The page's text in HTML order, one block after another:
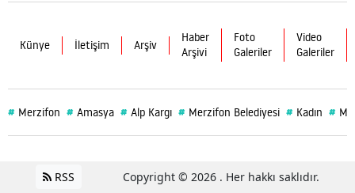
Künye İletişim Arşiv
Haber
Arşivi
Foto
Galeriler
Video
Galeriler
# Merzifon # Amasya # Alp Kargı # Merzifon Belediyesi # Kadın #
RSS Copyright © 2026 . Her hakkı saklıdır.